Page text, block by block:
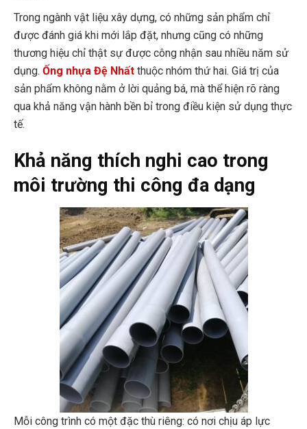
Trong ngành vật liệu xây dựng, có những sản phẩm chỉ
được đánh giá khi mới lắp đặt, nhưng cũng có những
thương hiệu chỉ thật sự được công nhận sau nhiều năm sử
dụng. Ống nhựa Đệ Nhất thuộc nhóm thứ hai. Giá trị của
sản phẩm không nằm ở lời quảng bá, mà thể hiện rõ ràng
qua khả năng vận hành bền bỉ trong điều kiện sử dụng thực
tế.
Khả năng thích nghi cao trong
môi trường thi công đa dạng
Mỗi công trình có một đặc thù riêng: có nơi chịu áp lực